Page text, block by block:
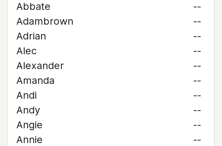
Abbate
--
Adambrown
--
Adrian
--
Alec
--
Alexander
--
Amanda
--
Andi
--
Andy
--
Angie
--
Annie
--